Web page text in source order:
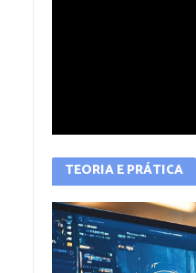
TEORIA E PRÁTICA